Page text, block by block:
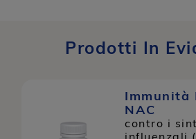
Prodotti In
Immunità
NAC
contro i